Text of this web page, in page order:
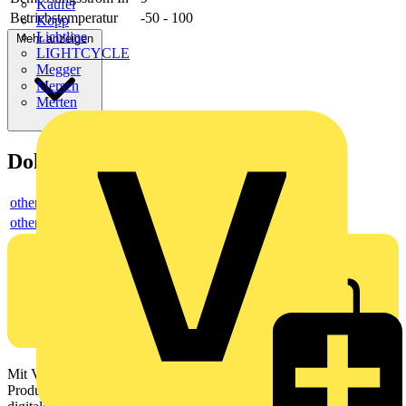
Kaufel
Kopp
Lichtline
LIGHTCYCLE
Megger
Mersen
Merten
Betriebstemperatur
-50 - 100
Mehr anzeigen
Dokumente
others
others
Mit Voltimum erhalten Elektrofachkräfte Zugang zu Branchennews,
Produktinformationen, Schulungen und Tools – alles auf einer